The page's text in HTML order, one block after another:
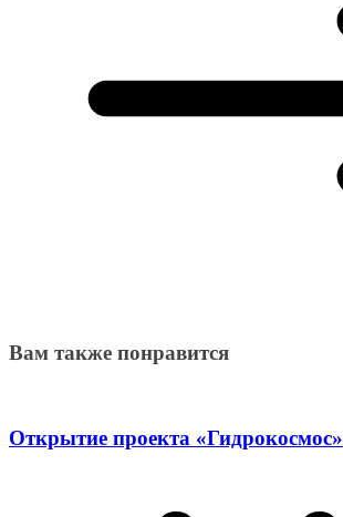
Вам также понравится
Открытие проекта «Гидрокосмос»